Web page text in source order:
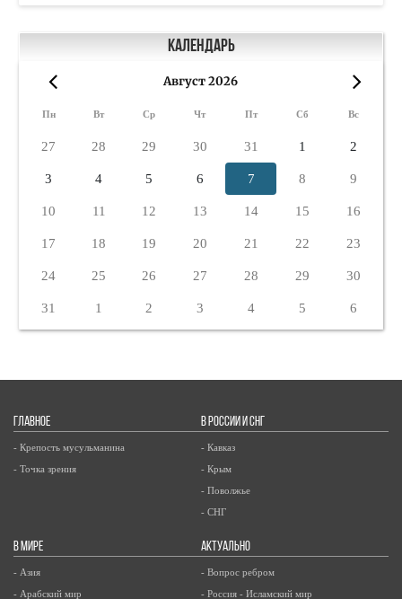
Календарь
Август 2026
Пн Вт Ср Чт Пт Сб Вс
27 28 29 30 31 1 2
3 4 5 6 7 8 9
10 11 12 13 14 15 16
17 18 19 20 21 22 23
24 25 26 27 28 29 30
31 1 2 3 4 5 6
ГЛАВНОЕ
- Крепость мусульманина
- Точка зрения
В РОССИИ И СНГ
- Кавказ
- Крым
- Поволжье
- СНГ
В МИРЕ
- Азия
- Арабский мир
АКТУАЛЬНО
- Вопрос ребром
- Россия - Исламский мир